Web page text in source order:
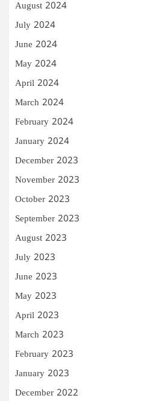
August 2024
July 2024
June 2024
May 2024
April 2024
March 2024
February 2024
January 2024
December 2023
November 2023
October 2023
September 2023
August 2023
July 2023
June 2023
May 2023
April 2023
March 2023
February 2023
January 2023
December 2022